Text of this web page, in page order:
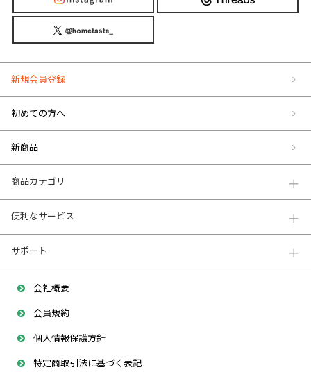
新規会員登録
初めての方へ
新商品
商品カテゴリ
便利なサービス
サポート
会社概要
会員規約
個人情報保護方針
特定商取引法に基づく表記